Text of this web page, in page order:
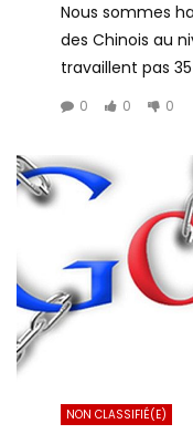
Nous sommes
des Chinois au
travaillent pas
0 0 0
NON CLASSIFIÉ(E)